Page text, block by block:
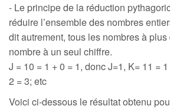
- Le principe de la réduction
réduire l’ensemble des nombres
dit autrement, tous les nombres à plus
nombre à un seul chiffre.
J = 10 = 1 + 0 = 1, donc J=1, K= 11 =
2 = 3; etc
Voici ci-dessous le résultat obtenu